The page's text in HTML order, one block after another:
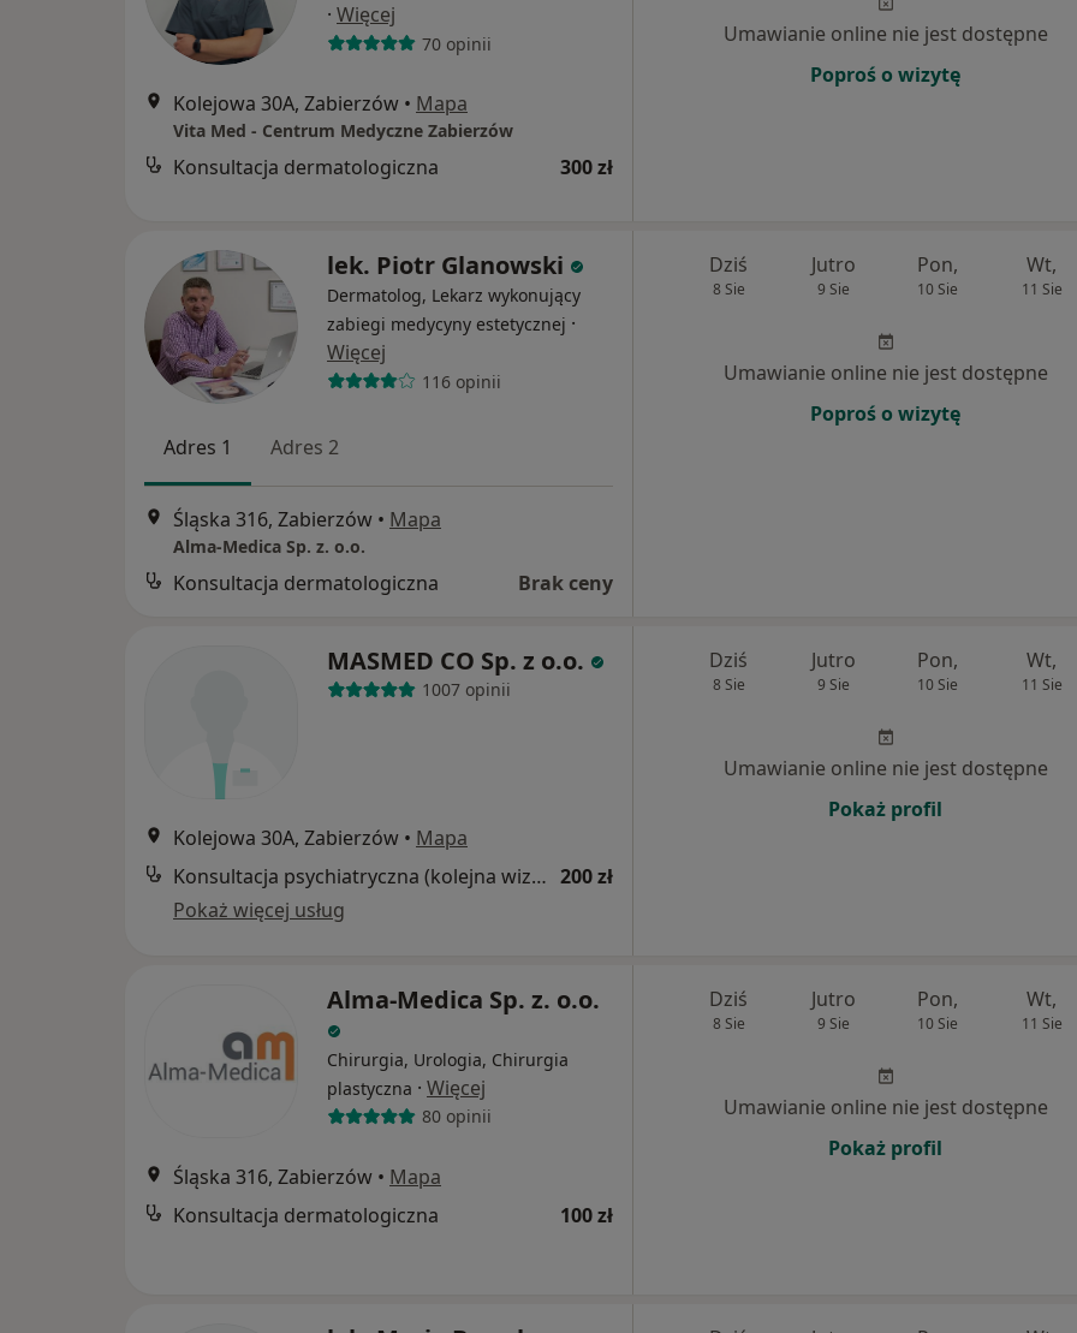
· Więcej
70 opinii
Kolejowa 30A, Zabierzów • Mapa
Vita Med - Centrum Medyczne Zabierzów
Konsultacja dermatologiczna 300 zł
Umawianie online nie jest dostępne
Poproś o wizytę
lek. Piotr Glanowski
Dermatolog, Lekarz wykonujący
zabiegi medycyny estetycznej ·
Więcej
116 opinii
Adres 1 Adres 2
Śląska 316, Zabierzów • Mapa
Alma-Medica Sp. z. o.o.
Konsultacja dermatologiczna Brak ceny
Dziś
8 Sie
Jutro
9 Sie
Pon,
10 Sie
Wt,
11 Sie
Umawianie online nie jest dostępne
Poproś o wizytę
MASMED CO Sp. z o.o.
1007 opinii
Kolejowa 30A, Zabierzów • Mapa
Konsultacja psychiatryczna (kolejna wizyta) 200 zł
Pokaż więcej usług
Dziś
8 Sie
Jutro
9 Sie
Pon,
10 Sie
Wt,
11 Sie
Umawianie online nie jest dostępne
Pokaż profil
Alma-Medica Sp. z. o.o.
Chirurgia, Urologia, Chirurgia
plastyczna · Więcej
80 opinii
Śląska 316, Zabierzów • Mapa
Konsultacja dermatologiczna
100 zł
Dziś
8 Sie
Jutro
9 Sie
Pon,
10 Sie
Wt,
11 Sie
Umawianie online nie jest dostępne
Pokaż profil